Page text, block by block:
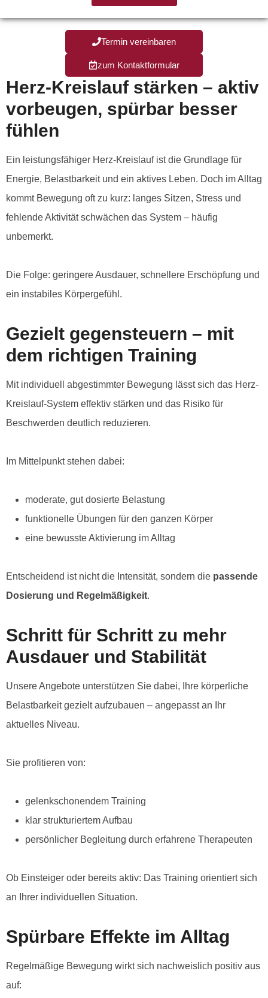
Termin vereinbaren
zum Kontaktformular
Herz-Kreislauf stärken – aktiv
vorbeugen, spürbar besser
fühlen
Ein leistungsfähiger Herz-Kreislauf ist die Grundlage für
Energie, Belastbarkeit und ein aktives Leben. Doch im Alltag
kommt Bewegung oft zu kurz: langes Sitzen, Stress und
fehlende Aktivität schwächen das System – häufig
unbemerkt.
Die Folge: geringere Ausdauer, schnellere Erschöpfung und
ein instabiles Körpergefühl.
Gezielt gegensteuern – mit
dem richtigen Training
Mit individuell abgestimmter Bewegung lässt sich das Herz-
Kreislauf-System effektiv stärken und das Risiko für
Beschwerden deutlich reduzieren.
Im Mittelpunkt stehen dabei:
moderate, gut dosierte Belastung
funktionelle Übungen für den ganzen Körper
eine bewusste Aktivierung im Alltag
Entscheidend ist nicht die Intensität, sondern die passende
Dosierung und Regelmäßigkeit.
Schritt für Schritt zu mehr
Ausdauer und Stabilität
Unsere Angebote unterstützen Sie dabei, Ihre körperliche
Belastbarkeit gezielt aufzubauen – angepasst an Ihr
aktuelles Niveau.
Sie profitieren von:
gelenkschonendem Training
klar strukturiertem Aufbau
persönlicher Begleitung durch erfahrene Therapeuten
Ob Einsteiger oder bereits aktiv: Das Training orientiert sich
an Ihrer individuellen Situation.
Spürbare Effekte im Alltag
Regelmäßige Bewegung wirkt sich nachweislich positiv aus
auf: